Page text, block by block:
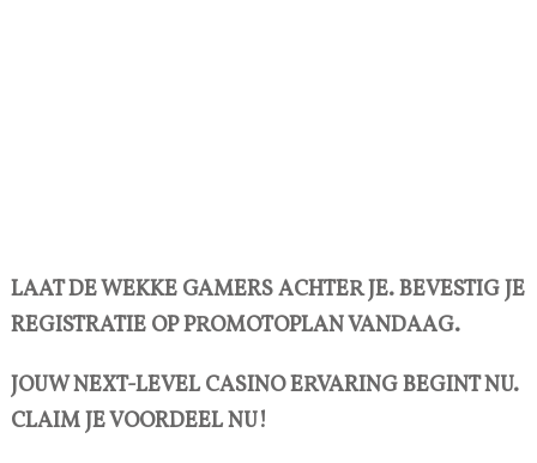
LAAT DE WEKKE GAMERS ACHTER JE. BEVESTIG JE
REGISTRATIE OP PROMOTOPLAN VANDAAG.
JOUW NEXT-LEVEL CASINO ERVARING BEGINT NU.
CLAIM JE VOORDEEL NU!